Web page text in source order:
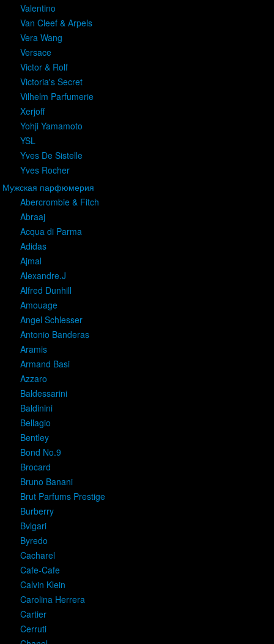
Valentino
Van Cleef & Arpels
Vera Wang
Versace
Victor & Rolf
Victoria's Secret
Vilhelm Parfumerie
Xerjoff
Yohji Yamamoto
YSL
Yves De Sistelle
Yves Rocher
Мужская парфюмерия
Abercrombie & Fitch
Abraaj
Acqua di Parma
Adidas
Ajmal
Alexandre.J
Alfred Dunhill
Amouage
Angel Schlesser
Antonio Banderas
Aramis
Armand Basi
Azzaro
Baldessarini
Baldinini
Bellagio
Bentley
Bond No.9
Brocard
Bruno Banani
Brut Parfums Prestige
Burberry
Bvlgari
Byredo
Cacharel
Cafe-Cafe
Calvin Klein
Carolina Herrera
Cartier
Cerruti